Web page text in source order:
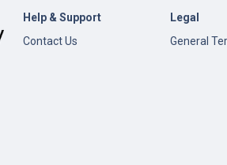
Help & Support
Contact Us
Legal
General